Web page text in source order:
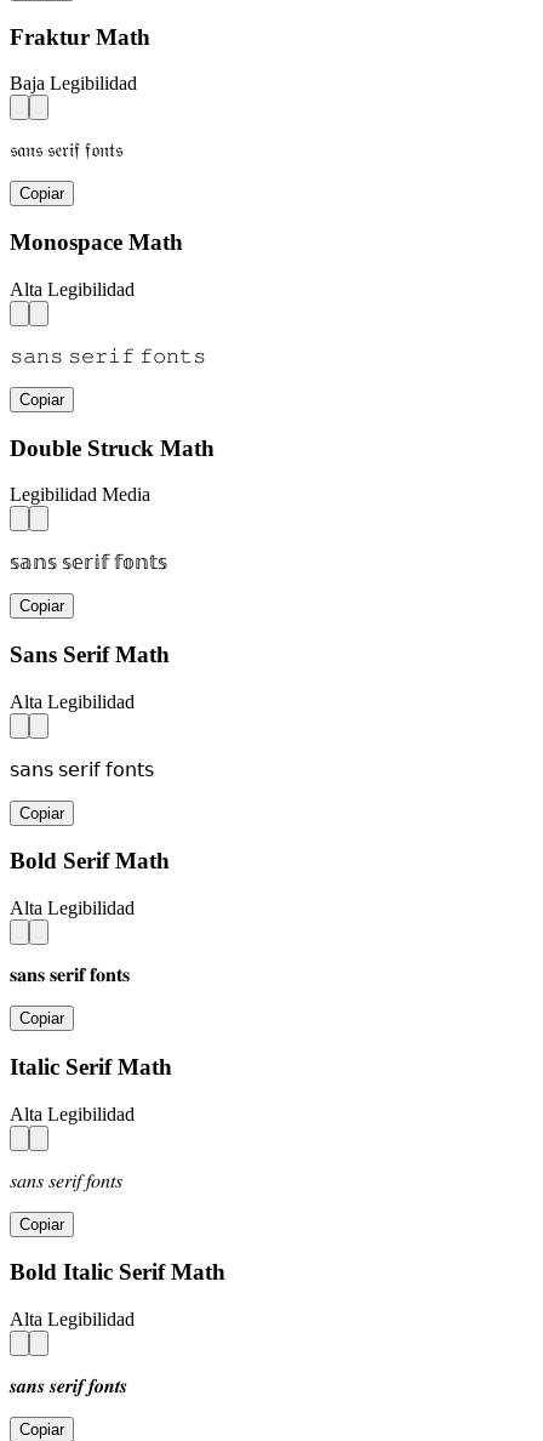
Fraktur Math
Baja Legibilidad
𝔰𝔞𝔫𝔰 𝔰𝔢𝔯𝔦𝔣 𝔣𝔬𝔫𝔱𝔰
Copiar
Monospace Math
Alta Legibilidad
𝚜𝚊𝚗𝚜 𝚜𝚎𝚛𝚒𝚏 𝚏𝚘𝚗𝚝𝚜
Copiar
Double Struck Math
Legibilidad Media
𝕤𝕒𝕟𝕤 𝕤𝕖𝕣𝕚𝕗 𝕗𝕠𝕟𝕥𝕤
Copiar
Sans Serif Math
Alta Legibilidad
𝗌𝖺𝗇𝗌 𝗌𝖾𝗋𝗂𝖿 𝖿𝗈𝗇𝗍𝗌
Copiar
Bold Serif Math
Alta Legibilidad
𝐬𝐚𝐧𝐬 𝐬𝐞𝐫𝐢𝐟 𝐟𝐨𝐧𝐭𝐬
Copiar
Italic Serif Math
Alta Legibilidad
𝑠𝑎𝑛𝑠 𝑠𝑒𝑟𝑖𝑓 𝑓𝑜𝑛𝑡𝑠
Copiar
Bold Italic Serif Math
Alta Legibilidad
𝒔𝒂𝒏𝒔 𝒔𝒆𝒓𝒊𝒇 𝒇𝒐𝒏𝒕𝒔
Copiar